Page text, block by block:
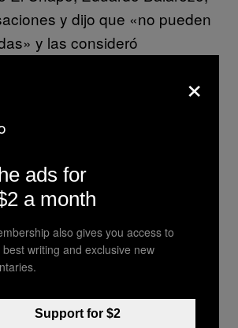
y dijo que «no pueden
y las consideró
y poco confiables
en el juicio». La defensa
la credibilidad de los
su pasado sórdido y los
bajo juramento.
justicia; no estamos aquí para
este juicio», dijo Lichtman
final. “Este juicio es sobre
una: condenar a El Chapo.
olviden la ley, olviden las
Nada de eso importa.
×
ads for
a month
also gives you access to
writing and exclusive new
Support for $2